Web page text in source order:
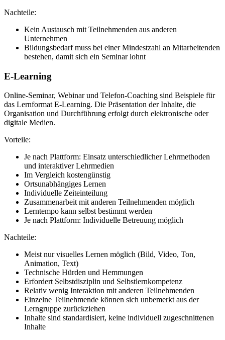
Nachteile:
Kein Austausch mit Teilnehmenden aus anderen
Unternehmen
Bildungsbedarf muss bei einer Mindestzahl an Mitarbeitenden
bestehen, damit sich ein Seminar lohnt
E-Learning
Online-Seminar, Webinar und Telefon-Coaching sind Beispiele für
das Lernformat E-Learning. Die Präsentation der Inhalte, die
Organisation und Durchführung erfolgt durch elektronische oder
digitale Medien.
Vorteile:
Je nach Plattform: Einsatz unterschiedlicher Lehrmethoden
und interaktiver Lehrmedien
Im Vergleich kostengünstig
Ortsunabhängiges Lernen
Individuelle Zeiteinteilung
Zusammenarbeit mit anderen Teilnehmenden möglich
Lerntempo kann selbst bestimmt werden
Je nach Plattform: Individuelle Betreuung möglich
Nachteile:
Meist nur visuelles Lernen möglich (Bild, Video, Ton,
Animation, Text)
Technische Hürden und Hemmungen
Erfordert Selbstdisziplin und Selbstlernkompetenz
Relativ wenig Interaktion mit anderen Teilnehmenden
Einzelne Teilnehmende können sich unbemerkt aus der
Lerngruppe zurückziehen
Inhalte sind standardisiert, keine individuell zugeschnittenen
Inhalte